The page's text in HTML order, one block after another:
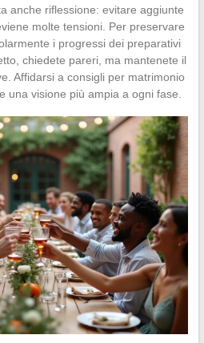
anche riflessione: evitare aggiunte
molte tensioni. Per preservare
i progressi dei preparativi
chiedete pareri, ma mantenete il
Affidarsi a consigli per matrimonio
una visione più ampia a ogni fase.